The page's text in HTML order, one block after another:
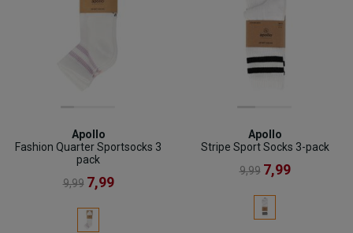
Apollo
Fashion Quarter Sportsocks 3
pack
9,99 7,99
Apollo
Stripe Sport Socks 3-pack
9,99 7,99